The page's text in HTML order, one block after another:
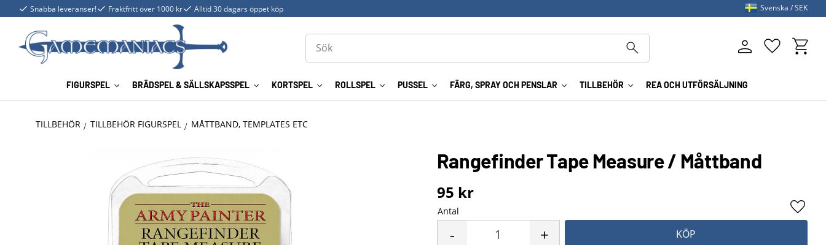
Snabba leveranser! Fraktfritt över 1000 kr Alltid 30 dagars öppet köp
FIGURSPEL BRÄDSPEL & SÄLLSKAPSSPEL KORTSPEL ROLLSPEL PUSSEL FÄRG, SPRAY OCH PENSLAR TILLBEHÖR REA OCH UTFÖRSÄLJNING
Favoriter
Svenska SEK
TILLBEHÖR TILLBEHÖR FIGURSPEL MÅTTBAND, TEMPLATES ETC
Rangefinder Tape Measure / Måttband
95 kr
Antal
+
- KÖP
Lägg